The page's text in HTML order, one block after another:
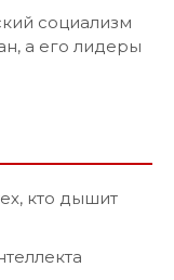
социализм
а его лидеры
кто дышит